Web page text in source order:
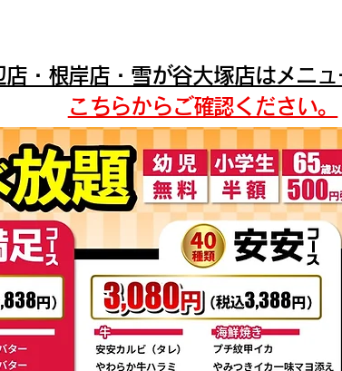
・根岸店・雪が谷大塚店はメニュ
​こちらからご確認ください。